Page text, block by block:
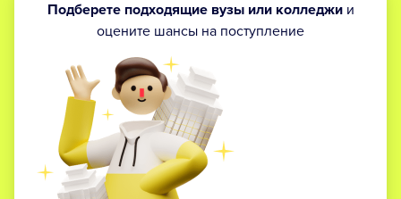
Подберете подходящие вузы или колледжии
оцените шансы на поступление